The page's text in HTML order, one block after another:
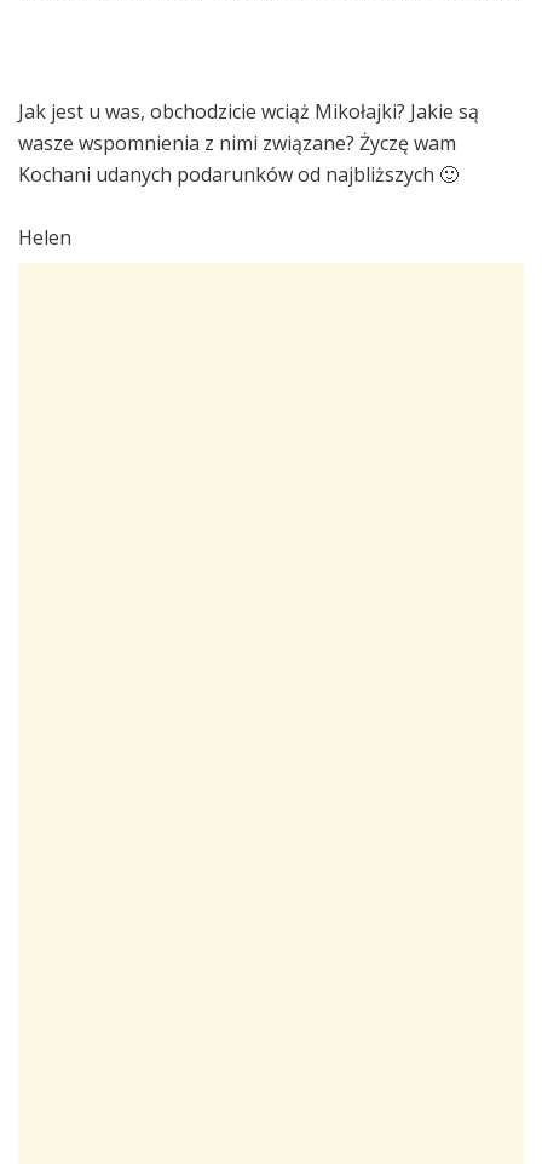
Jak jest u was, obchodzicie wciąż Mikołajki? Jakie są
wasze wspomnienia z nimi związane? Życzę wam
Kochani udanych podarunków od najbliższych 🙂
Helen